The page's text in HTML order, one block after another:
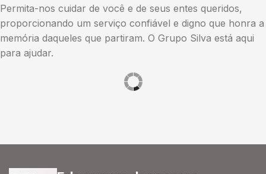
Permita-nos cuidar de você e de seus entes queridos,
proporcionando um serviço confiável e digno que honra a
memória daqueles que partiram. O Grupo Silva está aqui
para ajudar.